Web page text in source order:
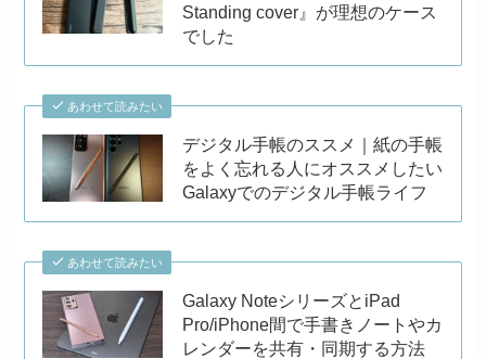
Standing cover』が理想のケース
でした
あわせて読みたい
デジタル手帳のススメ｜紙の手帳
をよく忘れる人にオススメしたい
Galaxyでのデジタル手帳ライフ
あわせて読みたい
Galaxy NoteシリーズとiPad
Pro/iPhone間で手書きノートやカ
レンダーを共有・同期する方法